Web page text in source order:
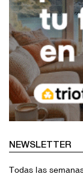
NEWSLETTER
Todas las